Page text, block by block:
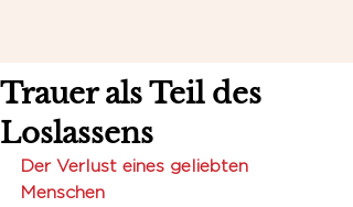
Trauer als Teil des
Loslassens
Der Verlust eines geliebten
Menschen